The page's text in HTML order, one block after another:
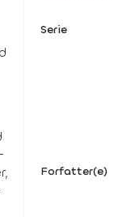
Serie
Forfatter(e)